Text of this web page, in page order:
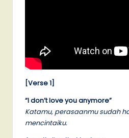
[Verse 1]
“I don’t love you anymore”
Katamu, perasaanmu sudah
mencintaiku.